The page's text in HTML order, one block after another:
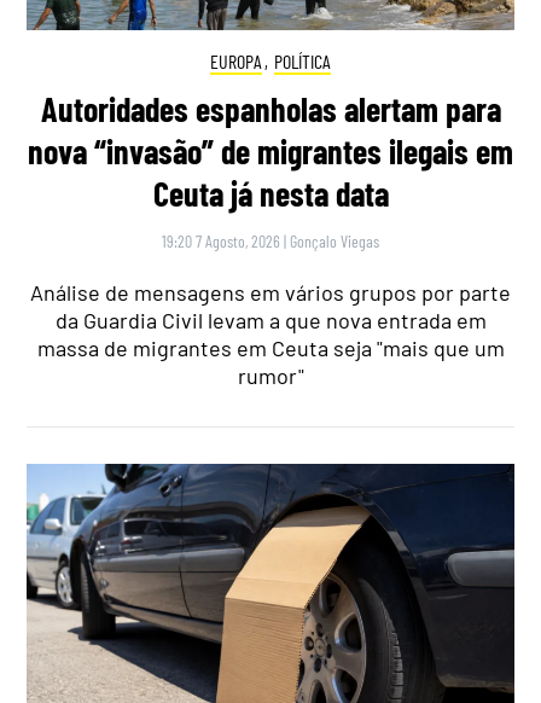
EUROPA , POLÍTICA
Autoridades espanholas alertam para
nova “invasão” de migrantes ilegais em
Ceuta já nesta data
19:20 7 Agosto, 2026 | Gonçalo Viegas
Análise de mensagens em vários grupos por parte
da Guardia Civil levam a que nova entrada em
massa de migrantes em Ceuta seja "mais que um
rumor"